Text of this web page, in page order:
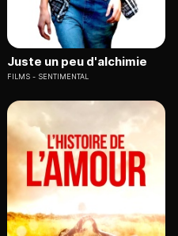
Juste un peu d'alchimie
FILMS SENTIMENTAL